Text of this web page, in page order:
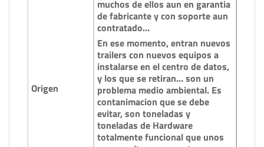
Origen
muchos de ellos aun en garantia
de fabricante y con soporte aun
contratado…
En ese momento, entran nuevos
trailers con nuevos equipos a
instalarse en el centro de datos,
y los que se retiran… son un
problema medio ambiental. Es
contanimacion que se debe
evitar, son toneladas y
toneladas de Hardware
totalmente funcional que unos